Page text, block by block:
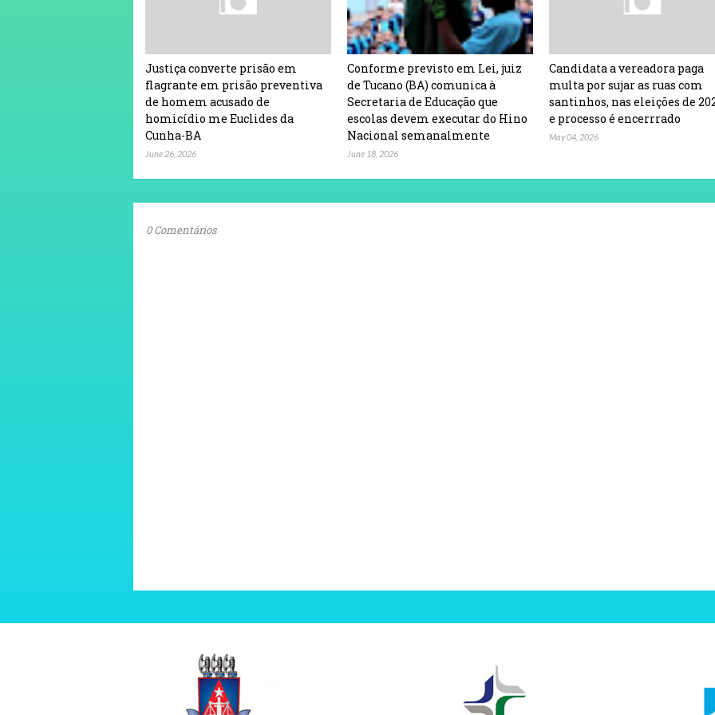
Justiça converte prisão em
flagrante em prisão preventiva
de homem acusado de
homicídio me Euclides da
Cunha-BA
June 26, 2026
Conforme previsto em Lei, juiz
de Tucano (BA) comunica à
Secretaria de Educação que
escolas devem executar do Hino
Nacional semanalmente
June 18, 2026
Candidata a vereadora paga
multa por sujar as ruas com
santinhos, nas eleições de
e processo é encerrrado
May 04, 2026
0 Comentários